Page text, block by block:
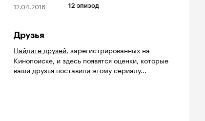
12.04.2016 12 эпизод
Друзья
Найдите друзей, зарегистрированных на
Кинопоиске, и здесь появятся оценки, которые
ваши друзья поставили этому сериалу...